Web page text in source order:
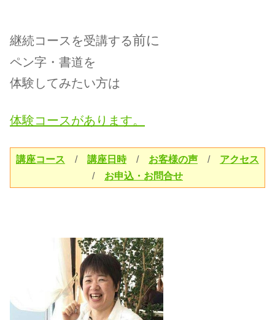
継続コースを受講する前に
ペン字・書道を
体験してみたい方は
体験コースがあります。
講座コース / 講座日時/ お客様の声 / アクセス
/ お申込・お問合せ